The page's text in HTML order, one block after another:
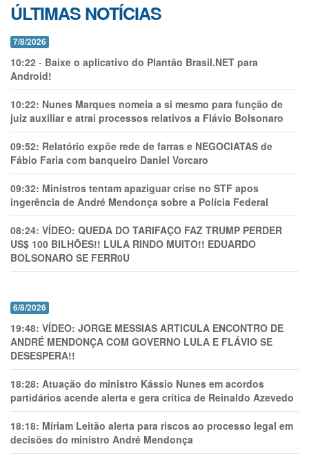
ÚLTIMAS NOTÍCIAS
7/8/2026
10:22 - Baixe o aplicativo do Plantão Brasil.NET para
Android!
10:22: Nunes Marques nomeia a si mesmo para função de
juiz auxiliar e atrai processos relativos a Flávio Bolsonaro
09:52: Relatório expõe rede de farras e NEGOCIATAS de
Fábio Faria com banqueiro Daniel Vorcaro
09:32: Ministros tentam apaziguar crise no STF apos
ingerência de André Mendonça sobre a Polícia Federal
08:24: VÍDEO: QUEDA DO TARIFAÇO FAZ TRUMP PERDER
US$ 100 BILHÕES!! LULA RINDO MUITO!! EDUARDO
BOLSONARO SE FERR0U
6/8/2026
19:48: VÍDEO: JORGE MESSIAS ARTICULA ENCONTRO DE
ANDRÉ MENDONÇA COM GOVERNO LULA E FLÁVIO SE
DESESPERA!!
18:28: Atuação do ministro Kássio Nunes em acordos
partidários acende alerta e gera crítica de Reinaldo Azevedo
18:18: Míriam Leitão alerta para riscos ao processo legal em
decisões do ministro André Mendonça